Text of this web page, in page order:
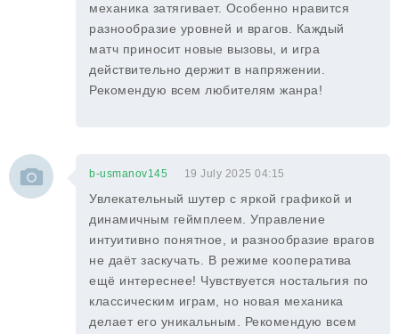
механика затягивает. Особенно нравится
разнообразие уровней и врагов. Каждый
матч приносит новые вызовы, и игра
действительно держит в напряжении.
Рекомендую всем любителям жанра!
b-usmanov145 19 July 2025 04:15
Увлекательный шутер с яркой графикой и
динамичным геймплеем. Управление
интуитивно понятное, и разнообразие врагов
не даёт заскучать. В режиме кооператива
ещё интереснее! Чувствуется ностальгия по
классическим играм, но новая механика
делает его уникальным. Рекомендую всем